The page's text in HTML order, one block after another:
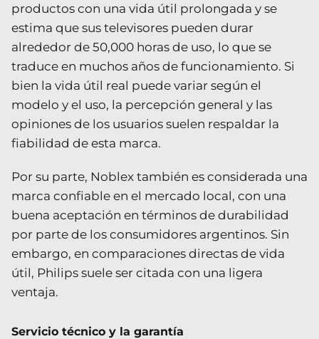
productos con una vida útil prolongada y se
estima que sus televisores pueden durar
alrededor de 50,000 horas de uso, lo que se
traduce en muchos años de funcionamiento. Si
bien la vida útil real puede variar según el
modelo y el uso, la percepción general y las
opiniones de los usuarios suelen respaldar la
fiabilidad de esta marca.
Por su parte, Noblex también es considerada una
marca confiable en el mercado local, con una
buena aceptación en términos de durabilidad
por parte de los consumidores argentinos. Sin
embargo, en comparaciones directas de vida
útil, Philips suele ser citada con una ligera
ventaja.
Servicio técnico y la garantía